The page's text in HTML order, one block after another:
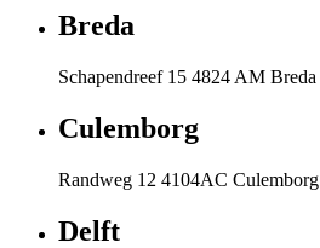
Breda
Schapendreef 15 4824 AM Breda
Culemborg
Randweg 12 4104AC Culemborg
Delft